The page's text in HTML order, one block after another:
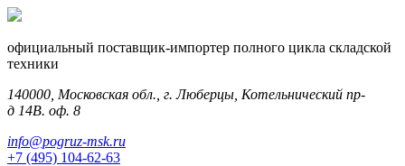
официальный поставщик-импортер полного цикла складской
техники
140000, Московская обл., г. Люберцы, Котельнический пр-
д 14В. оф. 8
info@pogruz-msk.ru
+7 (495) 104-62-63